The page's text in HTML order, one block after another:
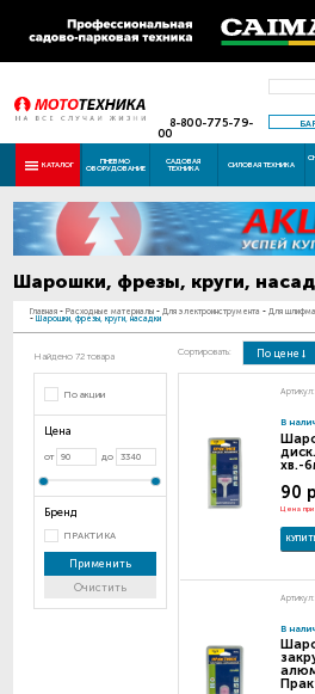
8-800-775-79-
00
КАТАЛОГ ПНЕВМО
ОБОРУДОВАНИЕ
САДОВАЯ
ТЕХНИКА СИЛОВАЯ ТЕХНИКА
Шарошки, фрезы, круги,
Главная - Расходные материалы - Для электроинструмента - Для
- Шарошки, фрезы, круги, насадки
Найдено 72 товара
По акции
Цена
от до
Бренд
ПРАКТИКА
Применить
Очистить
Сортировать: По цене
Артикул:
В
хв.-
90
Цена при
Артикул:
В